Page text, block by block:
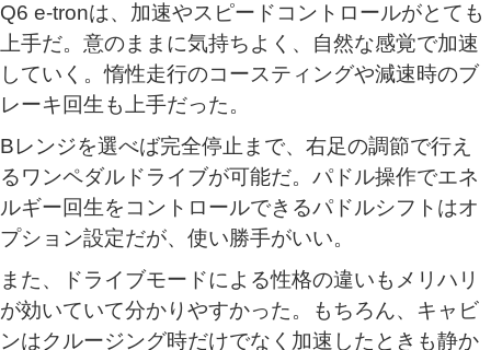
Q6 e-tronは、加速やスピードコントロールがとても
上手だ。意のままに気持ちよく、自然な感覚で加速
していく。惰性走行のコースティングや減速時のブ
レーキ回生も上手だった。
Bレンジを選べば完全停止まで、右足の調節で行え
るワンペダルドライブが可能だ。パドル操作でエネ
ルギー回生をコントロールできるパドルシフトはオ
プション設定だが、使い勝手がいい。
また、ドライブモードによる性格の違いもメリハリ
が効いていて分かりやすかった。もちろん、キャビ
ンはクルージング時だけでなく加速したときも静か